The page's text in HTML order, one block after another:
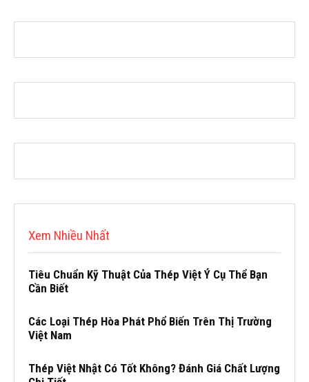
Xem Nhiều Nhất
Tiêu Chuẩn Kỹ Thuật Của Thép Việt Ý Cụ Thể Bạn
Cần Biết
Các Loại Thép Hòa Phát Phổ Biến Trên Thị Trường
Việt Nam
Thép Việt Nhật Có Tốt Không? Đánh Giá Chất Lượng